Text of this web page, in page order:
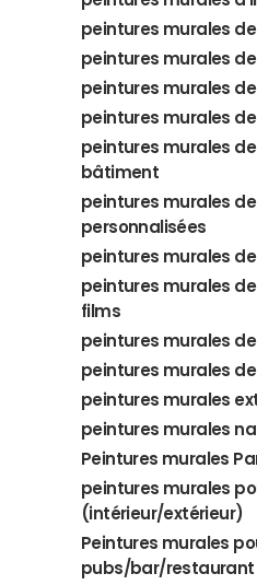
peintures murales
peintures murales
peintures murales
peintures murales
peintures murales
bâtiment
peintures murales
personnalisées
peintures murales
peintures murales
films
peintures murales
peintures murales
peintures murales
peintures murales
Peintures murales
peintures murales
(intérieur/extérieur)
Peintures murales
pubs/bar/restaurant